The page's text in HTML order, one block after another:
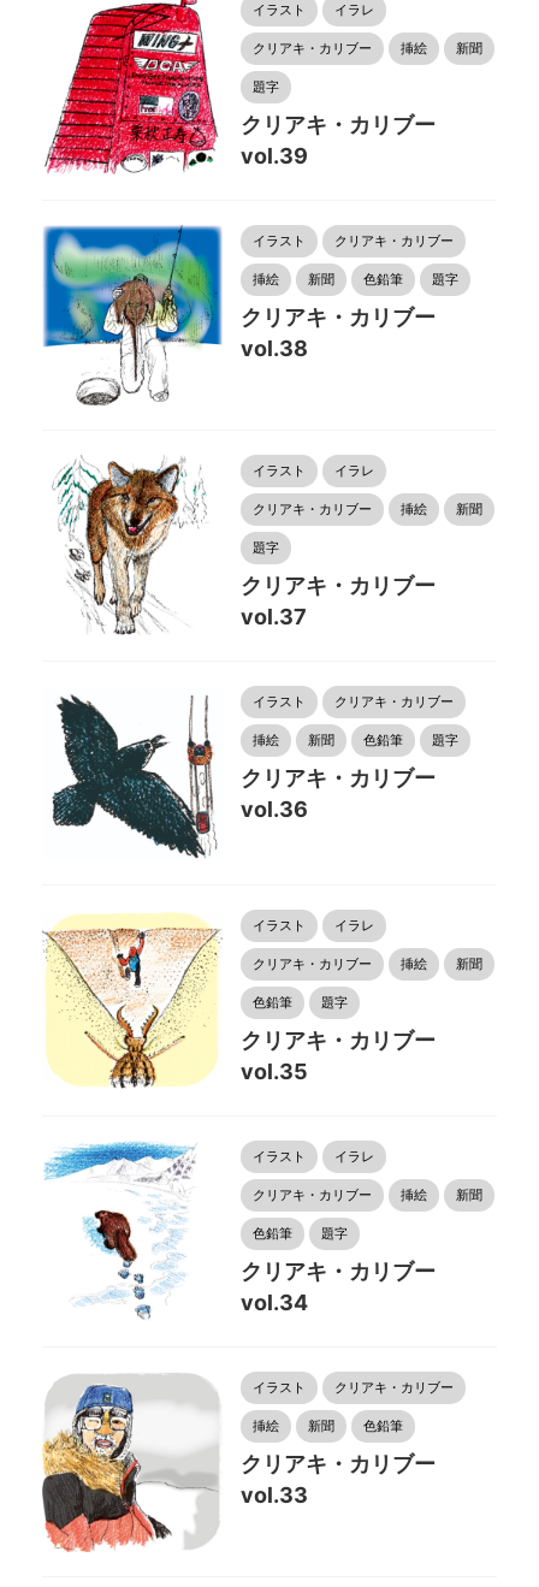
イラスト イラレ
クリアキ・カリブー 挿絵 新聞
題字
クリアキ・カリブー
vol.39
イラスト クリアキ・カリブー
挿絵 新聞 色鉛筆 題字
クリアキ・カリブー
vol.38
イラスト イラレ
クリアキ・カリブー 挿絵 新聞
題字
クリアキ・カリブー
vol.37
イラスト クリアキ・カリブー
挿絵 新聞 色鉛筆 題字
クリアキ・カリブー
vol.36
イラスト イラレ
クリアキ・カリブー 挿絵 新聞
色鉛筆 題字
クリアキ・カリブー
vol.35
イラスト イラレ
クリアキ・カリブー 挿絵 新聞
色鉛筆 題字
クリアキ・カリブー
vol.34
イラスト クリアキ・カリブー
挿絵 新聞 色鉛筆
クリアキ・カリブー
vol.33